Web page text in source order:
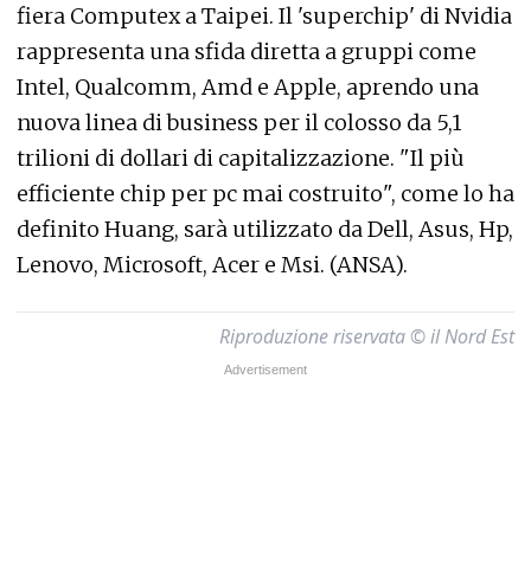
fiera Computex a Taipei. Il 'superchip' di Nvidia
rappresenta una sfida diretta a gruppi come
Intel, Qualcomm, Amd e Apple, aprendo una
nuova linea di business per il colosso da 5,1
trilioni di dollari di capitalizzazione. "Il più
efficiente chip per pc mai costruito", come lo ha
definito Huang, sarà utilizzato da Dell, Asus, Hp,
Lenovo, Microsoft, Acer e Msi. (ANSA).
Riproduzione riservata © il Nord Est